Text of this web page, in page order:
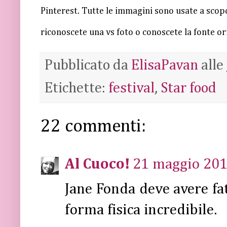
Pinterest. Tutte le immagini sono usate a
riconoscete una vs foto o conoscete la fonte
Pubblicato da ElisaPavan alle
Etichette: festival, Star food
22 commenti:
Al Cuoco! 21 maggio
Jane Fonda deve avere
forma fisica incredibile.